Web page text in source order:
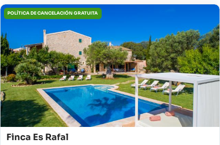
POLÍTICA DE CANCELACIÓN GRATUITA
Finca Es Rafal